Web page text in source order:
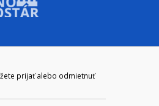
prijať alebo odmietnuť